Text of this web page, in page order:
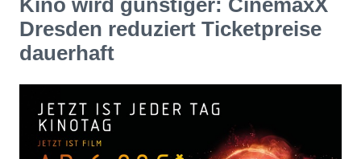
Kino wird günstiger: CinemaxX
Dresden reduziert Ticketpreise
dauerhaft